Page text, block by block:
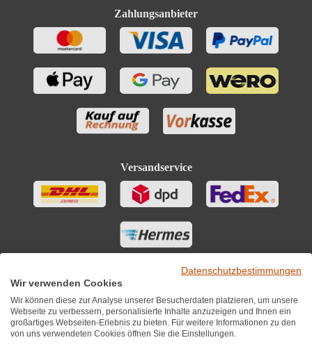
Zahlungsanbieter
Versandservice
Datenschutzbestimmungen
Wir verwenden Cookies
Wir können diese zur Analyse unserer Besucherdaten platzieren, um unsere
Webseite zu verbessern, personalisierte Inhalte anzuzeigen und Ihnen ein
großartiges Webseiten-Erlebnis zu bieten. Für weitere Informationen zu den
von uns verwendeten Cookies öffnen Sie die Einstellungen.